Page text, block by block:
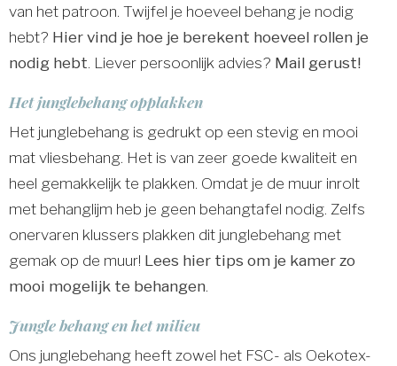
van het patroon. Twijfel je hoeveel behang je nodig
hebt? Hier vind je hoe je berekent hoeveel rollen je
nodig hebt. Liever persoonlijk advies? Mail gerust!
Het junglebehang opplakken
Het junglebehang is gedrukt op een stevig en mooi
mat vliesbehang. Het is van zeer goede kwaliteit en
heel gemakkelijk te plakken. Omdat je de muur inrolt
met behanglijm heb je geen behangtafel nodig. Zelfs
onervaren klussers plakken dit junglebehang met
gemak op de muur! Lees hier tips om je kamer zo
mooi mogelijk te behangen.
Jungle behang en het milieu
Ons junglebehang heeft zowel het FSC- als Oekotex-